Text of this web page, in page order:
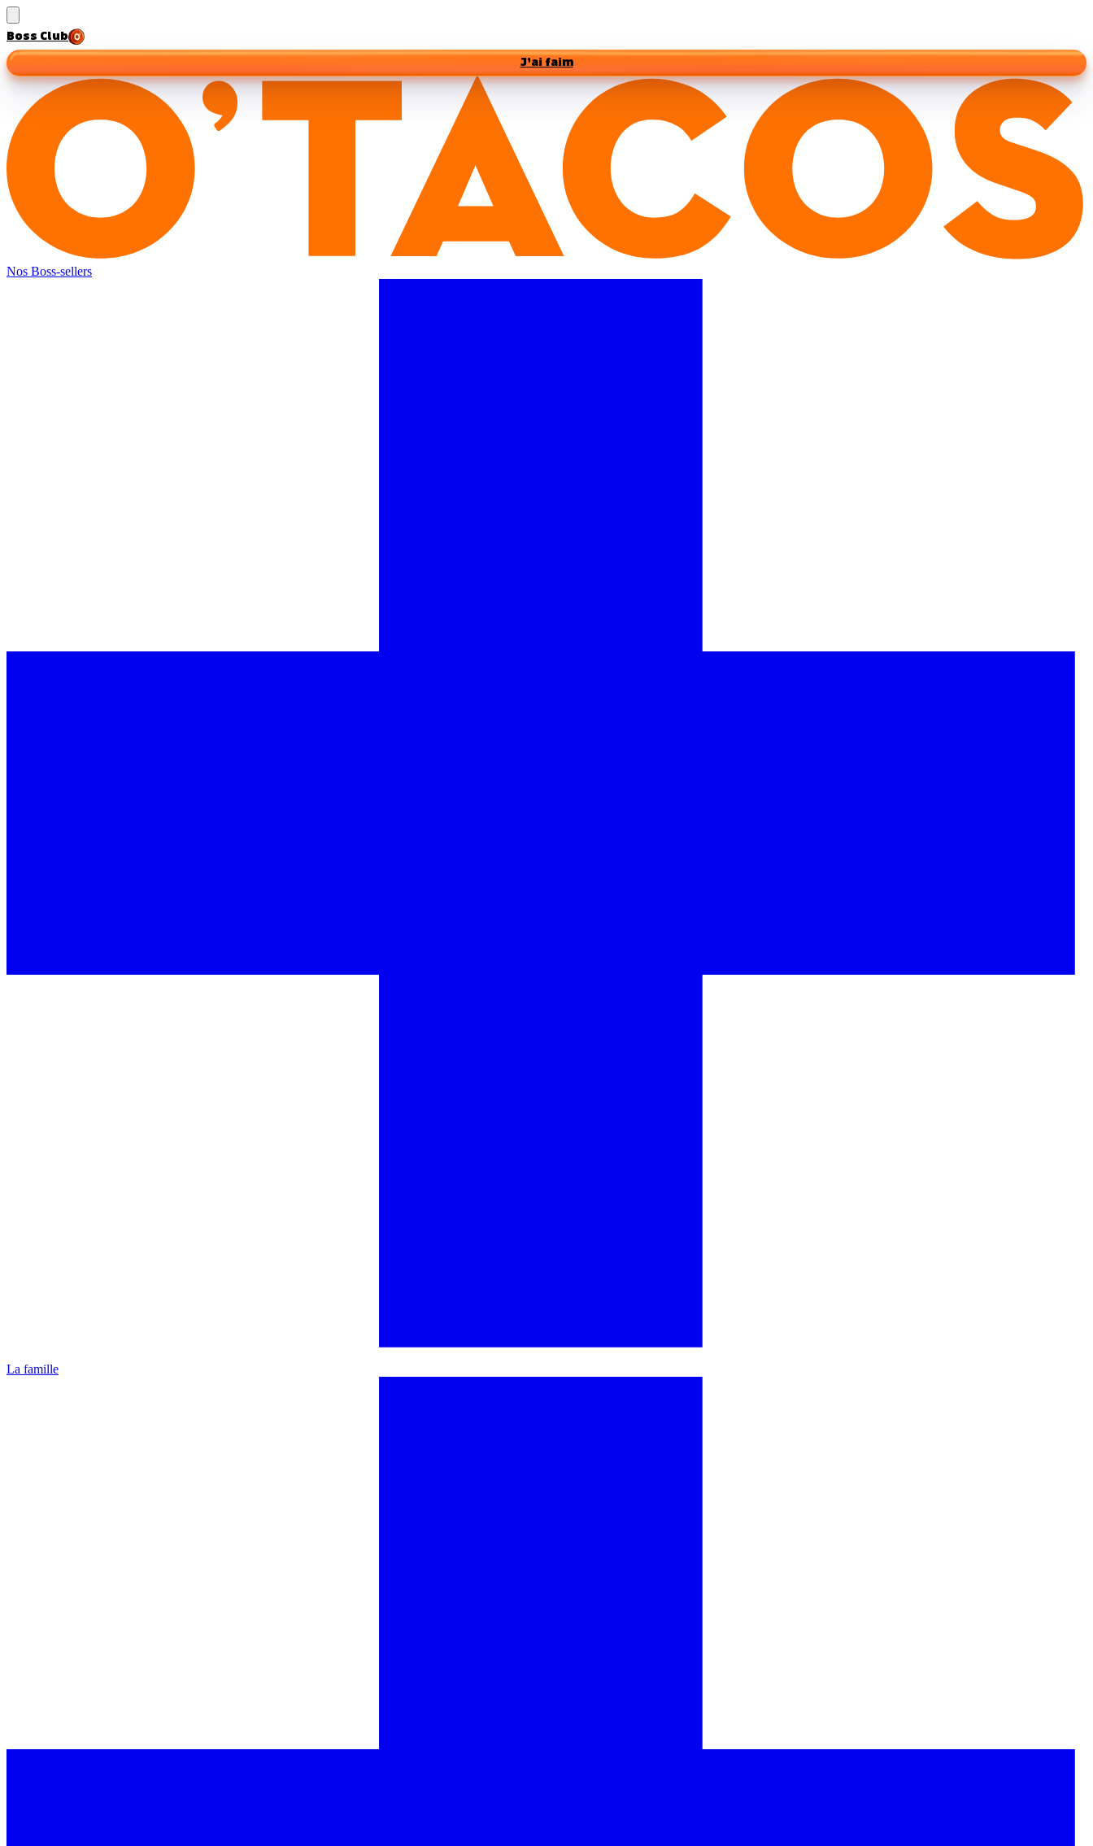
Boss Club
J’ai faim
Nos Boss-sellers
La famille